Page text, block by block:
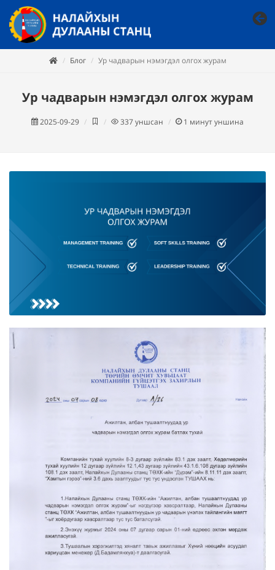
Блог Ур чадварын нэмэгдэл олгох журам
Ур чадварын нэмэгдэл олгох журам
2025-09-29 337 уншсан 1 минут уншина